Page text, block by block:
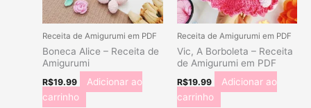
Receita de Amigurumi em PDF
Boneca Alice – Receita de
Amigurumi
R$19.99
Adicionar ao
carrinho
Receita de Amigurumi em PDF
Vic, A Borboleta – Receita
de Amigurumi em PDF
R$19.99
Adicionar ao
carrinho